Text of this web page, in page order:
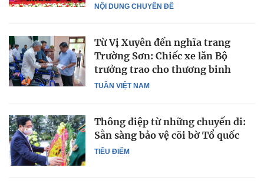
NỘI DUNG CHUYÊN ĐỀ
TUẦN VIỆT NAM
Từ Vị Xuyên đến nghĩa trang
Trường Sơn: Chiếc xe lăn Bộ
trưởng trao cho thương binh
TIÊU ĐIỂM
Thông điệp từ những chuyến đi:
Sẵn sàng bảo vệ cõi bờ Tổ quốc